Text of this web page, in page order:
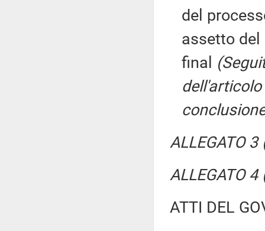
del
assetto del
final
ALLEGATO
ALLEGATO
ATTI DEL